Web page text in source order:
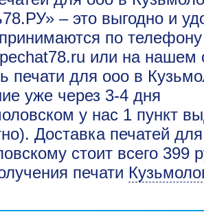
– это выгодно и
по
или на нашем
печати для ооо в
уже через 3-4 дня
у нас 1 пункт
Доставка печатей
стоит всего 399
печати